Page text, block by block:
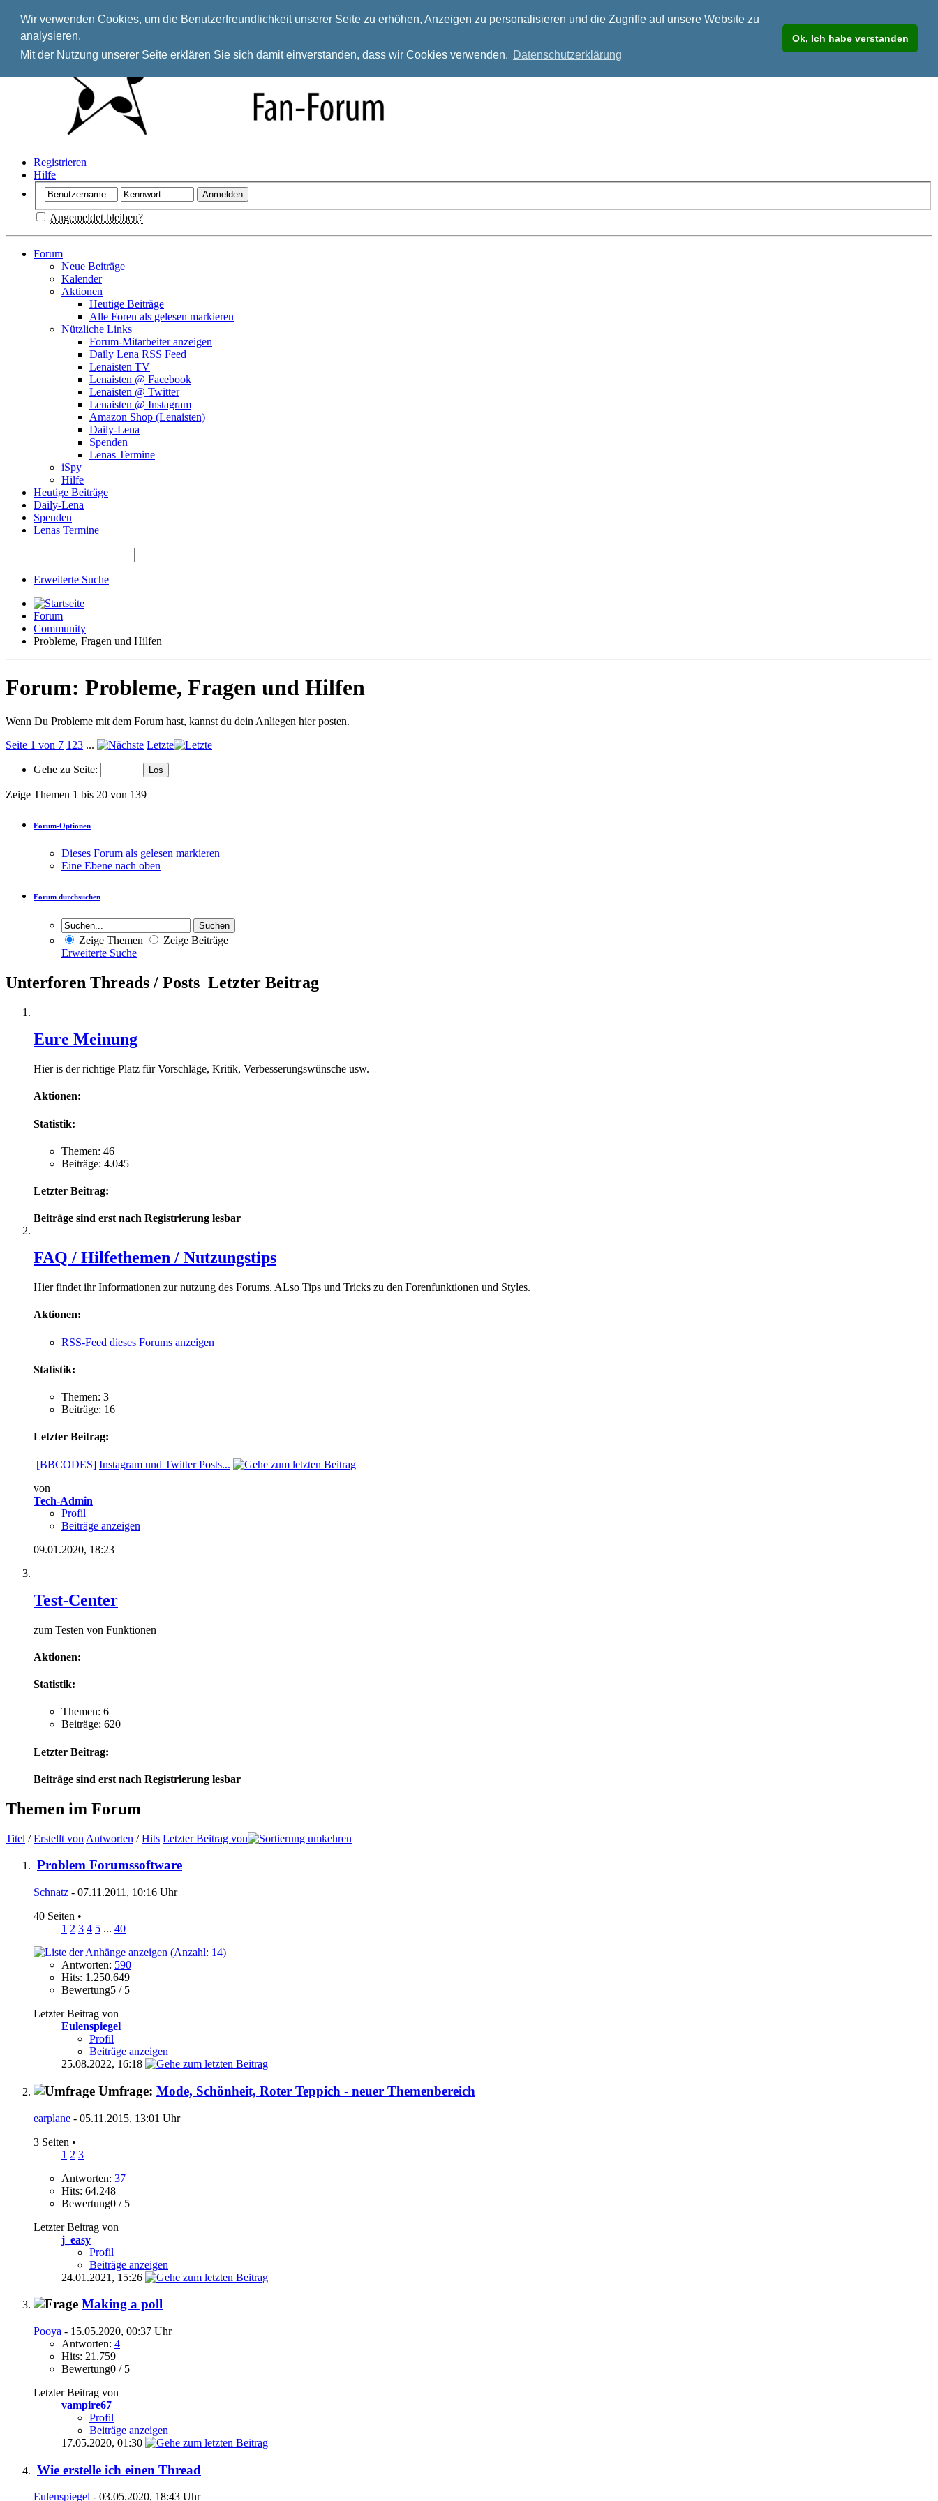
Wir verwenden Cookies, um die Benutzerfreundlichkeit unserer Seite zu erhöhen, Anzeigen zu personalisieren und die Zugriffe auf unsere Website zu
analysieren.
Mit der Nutzung unserer Seite erklären Sie sich damit einverstanden, dass wir Cookies verwenden. Datenschutzerklärung
Ok, Ich habe verstanden
Registrieren
Hilfe
Angemeldet bleiben?
Forum
Neue Beiträge
Kalender
Aktionen
Heutige Beiträge
Alle Foren als gelesen markieren
Nützliche Links
Forum-Mitarbeiter anzeigen
Daily Lena RSS Feed
Lenaisten TV
Lenaisten @ Facebook
Lenaisten @ Twitter
Lenaisten @ Instagram
Amazon Shop (Lenaisten)
Daily-Lena
Spenden
Lenas Termine
iSpy
Hilfe
Heutige Beiträge
Daily-Lena
Spenden
Lenas Termine
Erweiterte Suche
Forum
Community
Probleme, Fragen und Hilfen
Forum: Probleme, Fragen und Hilfen
Wenn Du Probleme mit dem Forum hast, kannst du dein Anliegen hier posten.
Seite 1 von 7 123 ... Letzte
Gehe zu Seite:
Zeige Themen 1 bis 20 von 139
Forum-Optionen
Dieses Forum als gelesen markieren
Eine Ebene nach oben
Forum durchsuchen
Zeige Themen
Zeige Beiträge
Erweiterte Suche
Unterforen Threads / Posts Letzter Beitrag
Eure Meinung
Hier is der richtige Platz für Vorschläge, Kritik, Verbesserungswünsche usw.
Aktionen:
Statistik:
Themen: 46
Beiträge: 4.045
Letzter Beitrag:
Beiträge sind erst nach Registrierung lesbar
FAQ / Hilfethemen / Nutzungstips
Hier findet ihr Informationen zur nutzung des Forums. ALso Tips und Tricks zu den Forenfunktionen und Styles.
Aktionen:
RSS-Feed dieses Forums anzeigen
Statistik:
Themen: 3
Beiträge: 16
Letzter Beitrag:
[BBCODES] Instagram und Twitter Posts...
von
Tech-Admin
Profil
Beiträge anzeigen
09.01.2020, 18:23
Test-Center
zum Testen von Funktionen
Aktionen:
Statistik:
Themen: 6
Beiträge: 620
Letzter Beitrag:
Beiträge sind erst nach Registrierung lesbar
Themen im Forum
Titel /Erstellt von Antworten /Hits Letzter Beitrag von
Problem Forumssoftware
Schnatz - 07.11.2011, 10:16 Uhr
40 Seiten •
1 2 3 4 5 ... 40
Antworten: 590
Hits: 1.250.649
Bewertung5 / 5
Letzter Beitrag von
Eulenspiegel
Profil
Beiträge anzeigen
25.08.2022, 16:18
Umfrage: Mode, Schönheit, Roter Teppich - neuer Themenbereich
earplane - 05.11.2015, 13:01 Uhr
3 Seiten •
1 2 3
Antworten: 37
Hits: 64.248
Bewertung0 / 5
Letzter Beitrag von
j_easy
Profil
Beiträge anzeigen
24.01.2021, 15:26
Making a poll
Pooya - 15.05.2020, 00:37 Uhr
Antworten: 4
Hits: 21.759
Bewertung0 / 5
Letzter Beitrag von
vampire67
Profil
Beiträge anzeigen
17.05.2020, 01:30
Wie erstelle ich einen Thread
Eulenspiegel - 03.05.2020, 18:43 Uhr